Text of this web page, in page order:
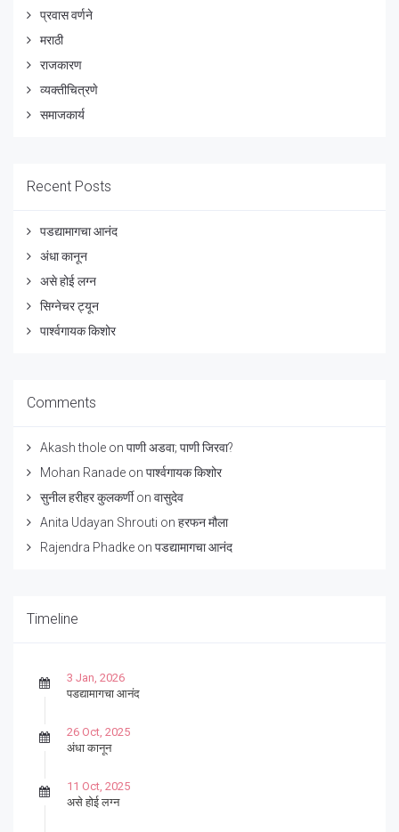
प्रवास वर्णने
मराठी
राजकारण
व्यक्तीचित्रणे
समाजकार्य
Recent Posts
पडद्यामागचा आनंद
अंधा कानून
असे होई लग्न
सिग्नेचर ट्यून
पार्श्वगायक किशोर
Comments
Akash thole on पाणी अडवा; पाणी जिरवा?
Mohan Ranade on पार्श्वगायक किशोर
सुनील हरीहर कुलकर्णीon वासुदेव
Anita Udayan Shrouti on हरफन मौला
Rajendra Phadke on पडद्यामागचा आनंद
Timeline
3 Jan, 2026
पडद्यामागचा आनंद
26 Oct, 2025
अंधा कानून
11 Oct, 2025
असे होई लग्न